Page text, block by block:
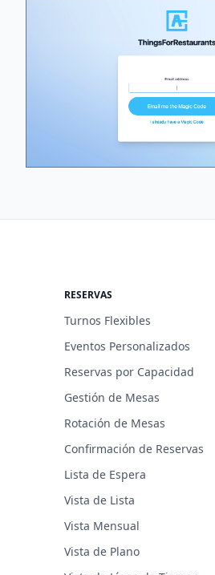
RESERVAS
Turnos Flexibles
Eventos Personalizados
Reservas por Capacidad
Gestión de Mesas
Rotación de Mesas
Confirmación de Reservas
Lista de Espera
Vista de Lista
Vista Mensual
Vista de Plano